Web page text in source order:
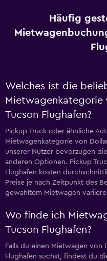
Häufig
Welches ist die
Mietwagenkategorie
Tucson Flughafen?
Pickup Truck oder ähnliche
Mietwagenkategorie von
unserer Nutzer bevorzugen
anderen Optionen. Pickup
Flughafen kosten
Preise je nach Zeitpunkt des
gewähltem Mietwagen
Wo finde ich
Tucson Flughafen?
Falls du einen Mietwagen von
Flughafen suchst, findest du